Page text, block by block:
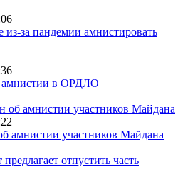
за пандемии амнистировать
амнистии в ОРДЛО
амнистии участников Майдана